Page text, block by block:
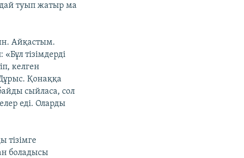
туып жатыр ма
Айқастым.
тізімдерді
келген
Қонаққа
сыйласа, сол
еді. Оларды
боладысы